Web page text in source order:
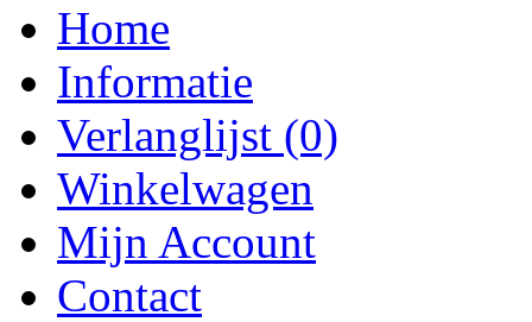
Home
Informatie
Verlanglijst (0)
Winkelwagen
Mijn Account
Contact